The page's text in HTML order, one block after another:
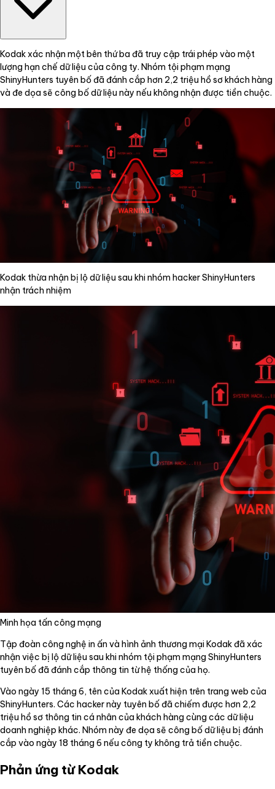
Kodak xác nhận một bên thứ ba đã truy cập trái phép vào một
lượng hạn chế dữ liệu của công ty. Nhóm tội phạm mạng
ShinyHunters tuyên bố đã đánh cắp hơn 2,2 triệu hồ sơ khách hàng
và đe dọa sẽ công bố dữ liệu này nếu không nhận được tiền chuộc.
Kodak thừa nhận bị lộ dữ liệu sau khi nhóm hacker ShinyHunters
nhận trách nhiệm
Minh họa tấn công mạng
Tập đoàn công nghệ in ấn và hình ảnh thương mại Kodak đã xác
nhận việc bị lộ dữ liệu sau khi nhóm tội phạm mạng ShinyHunters
tuyên bố đã đánh cắp thông tin từ hệ thống của họ.
Vào ngày 15 tháng 6, tên của Kodak xuất hiện trên trang web của
ShinyHunters. Các hacker này tuyên bố đã chiếm được hơn 2,2
triệu hồ sơ thông tin cá nhân của khách hàng cùng các dữ liệu
doanh nghiệp khác. Nhóm này đe dọa sẽ công bố dữ liệu bị đánh
cắp vào ngày 18 tháng 6 nếu công ty không trả tiền chuộc.
Phản ứng từ Kodak